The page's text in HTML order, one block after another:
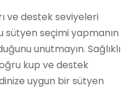
ve destek seviyeleri
sütyen seçimi yapmanın
unutmayın. Sağlıklı
kup ve destek
uygun bir sütyen